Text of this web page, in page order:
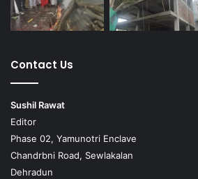
Contact Us
Sushil Rawat
Editor
Phase 02, Yamunotri Enclave
Chandrbni Road, Sewlakalan
Dehradun